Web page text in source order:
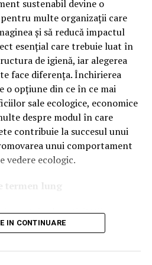
o gamă de uleiuri dezvoltate
care necesită performanțe
numeroase specificații ale
în special motoarelor
inclusiv celor echipate cu:
sustenabil devine o
multe organizații care
și să reducă impactul
esențial care trebuie luat în
de igienă, iar alegerea
face diferența. Închirierea
o opțiune din ce în ce mai
sale ecologice, economice
despre modul în care
contribuie la succesul unui
unui comportament
vedere ecologic.
lung
avantaje ale activității
este economia de costuri.
o opțiune mai rentabilă decât
IN CONTINUARE